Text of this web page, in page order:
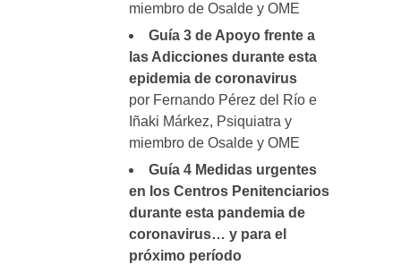
miembro de Osalde y OME
Guía 3 de Apoyo frente a
las Adicciones durante esta
epidemia de coronavirus
por Fernando Pérez del Río e
Iñaki Márkez, Psiquiatra y
miembro de Osalde y OME
Guía 4 Medidas urgentes
en los Centros Penitenciarios
durante esta pandemia de
coronavirus… y para el
próximo período